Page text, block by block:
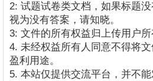
2: 试题试卷类文档，如果标题
视为没有答案，请知晓。
3: 文件的所有权益归上传用户所
4. 未经权益所有人同意不得将
盈利用途。
5. 本站仅提供交流平台，并不能